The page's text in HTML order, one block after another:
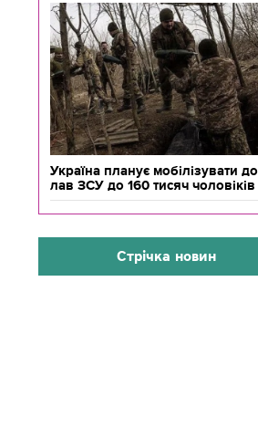
Україна планує мобілізувати до
лав ЗСУ до 160 тисяч чоловіків
Стрічка новин